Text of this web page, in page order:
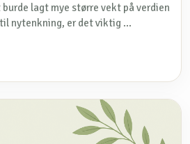
lagt mye større vekt på verdien
nytenkning, er det viktig ...